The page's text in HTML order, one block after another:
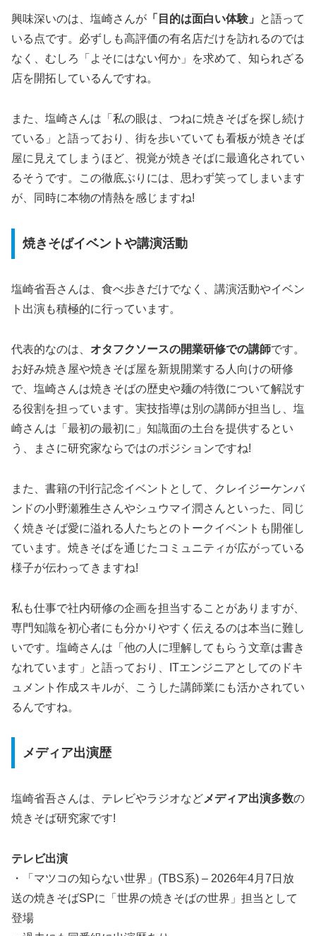
興味深いのは、塩崎さんが 「目的は面白い体験」
と語って
いる点です。必ずしも高評価の有名店だけを訪れるのでは
なく、むしろ「よそにはない何か」を求めて、知られざる
店を開拓しているんですね。
また、塩崎さんは「私の眼は、つねに焼きそばを探し続け
ている」と語っており、街を歩いていても看板が焼きそば
屋に見えてしまうほど、視覚が焼きそばに最適化されてい
るそうです。この徹底ぶりには、思わず笑ってしまいます
が、同時に本物の情熱を感じますね!
焼きそばイベントや講演活動
塩崎省吾さんは、食べ歩きだけでなく、講演活動やイベン
ト出演も積極的に行っています。
代表的なのは、 オタフクソースの開業研修での講師です。
お好み焼き屋や焼きそば屋を新規開業する人向けの研修
で、塩崎さんは焼きそばの歴史や麺の特徴について解説す
る役割を担っています。実技指導は別の講師が担当し、塩
崎さんは「最初の最初に」知識面の土台を提供するとい
う、まさに研究家ならではのポジションですね!
また、書籍の刊行記念イベントとして、クレイジーケンバ
ンドの小野瀬雅生さんやシュウマイ潤さんといった、同じ
く焼きそば愛に溢れる人たちとのトークイベントも開催し
ています。焼きそばを通じたコミュニティが広がっている
様子が伝わってきますね!
私も仕事で社内研修の企画を担当することがありますが、
専門知識を初心者にも分かりやすく伝えるのは本当に難し
いです。塩崎さんは「他の人に理解してもらう文章は書き
なれています」と語っており、ITエンジニアとしてのドキ
ュメント作成スキルが、こうした講師業にも活かされてい
るんですね。
メディア出演歴
塩崎省吾さんは、テレビやラジオなどメディア出演多数の
焼きそば研究家です!
テレビ出演
・「マツコの知らない世界」(TBS系) – 2026年4月7日放
送の焼きそばSPに「世界の焼きそばの世界」担当として
登場